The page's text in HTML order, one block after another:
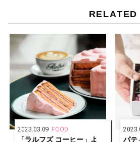
RELATED
2023.03.09 FOOD
「ラルフズ コーヒー」よ パテ